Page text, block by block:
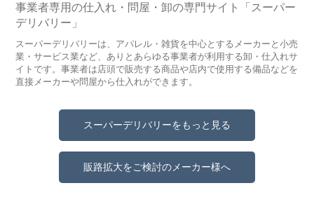
事業者専用の仕入れ・問屋・卸の専門サイト「スーパー
デリバリー」
スーパーデリバリーは、アパレル・雑貨を中心とするメーカーと小売
業・サービス業など、ありとあらゆる事業者が利用する卸・仕入れサ
イトです。事業者は店頭で販売する商品や店内で使用する備品などを
直接メーカーや問屋から仕入れができます。
スーパーデリバリーをもっと見る
販路拡大をご検討のメーカー様へ